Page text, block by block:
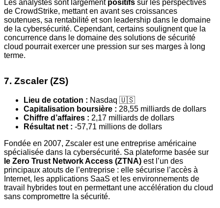
Les analystes sont largement positifs sur les perspectives
de CrowdStrike, mettant en avant ses croissances
soutenues, sa rentabilité et son leadership dans le domaine
de la cybersécurité. Cependant, certains soulignent que la
concurrence dans le domaine des solutions de sécurité
cloud pourrait exercer une pression sur ses marges à long
terme.
7. Zscaler (ZS)
Lieu de cotation : Nasdaq 🇺🇸
Capitalisation boursière : 28,55 milliards de dollars
Chiffre d’affaires : 2,17 milliards de dollars
Résultat net : -57,71 millions de dollars
Fondée en 2007, Zscaler est une entreprise américaine
spécialisée dans la cybersécurité. Sa plateforme basée sur
le Zero Trust Network Access (ZTNA) est l’un des
principaux atouts de l’entreprise : elle sécurise l’accès à
Internet, les applications SaaS et les environnements de
travail hybrides tout en permettant une accélération du cloud
sans compromettre la sécurité.